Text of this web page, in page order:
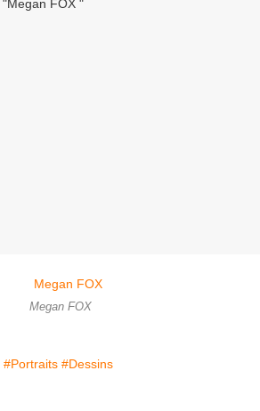
Megan FOX
#Portraits #Dessins